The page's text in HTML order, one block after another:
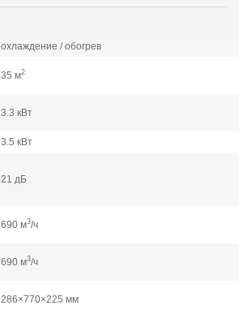
охлаждение / обогрев
35 м2
3.3 кВт
3.5 кВт
21 дБ
690 м3/ч
690 м3/ч
286×770×225 мм